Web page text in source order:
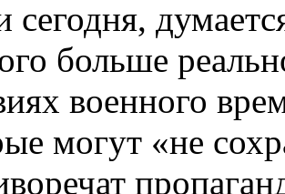
сегодня,
больше
военного
могут «не